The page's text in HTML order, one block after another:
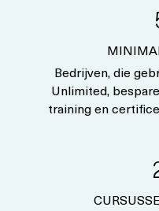
Bedrijven, die
Unlimited,
training en